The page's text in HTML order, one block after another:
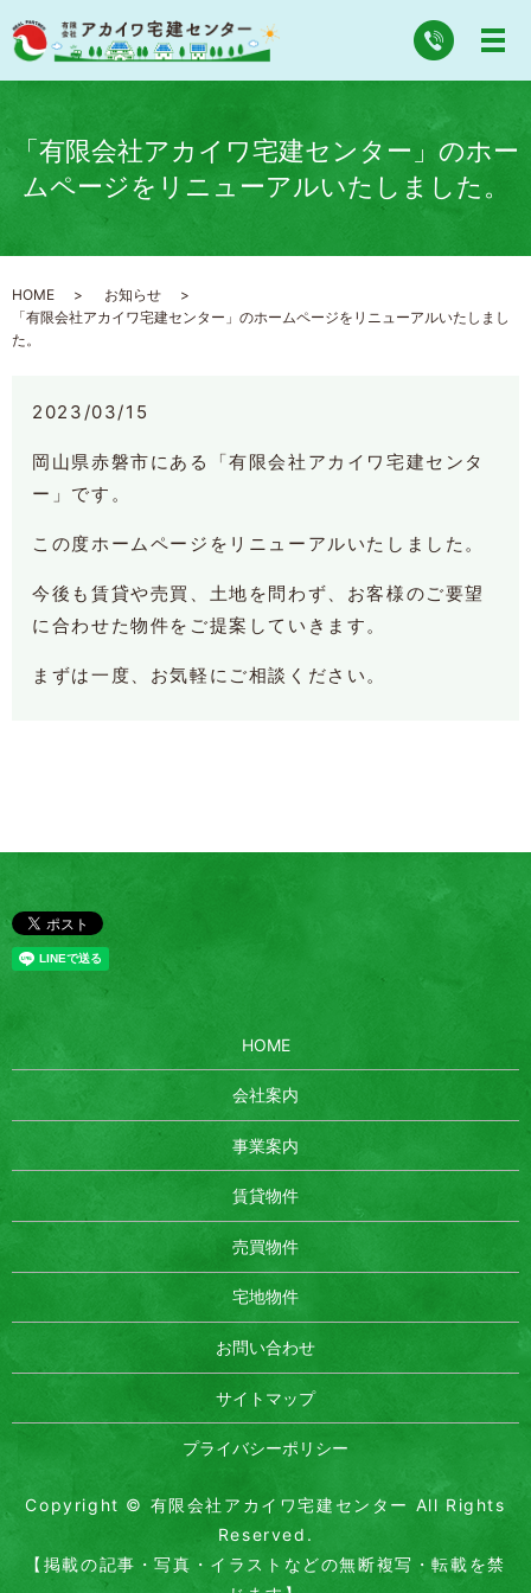
「有限会社アカイワ宅建センター」のホー
ムページをリニューアルいたしました。
HOME
お知らせ
「有限会社アカイワ宅建センター」のホームページをリニューアルいたしまし
た。
2023/03/15
岡山県赤磐市にある「有限会社アカイワ宅建センタ
ー」です。
この度ホームページをリニューアルいたしました。
今後も賃貸や売買、土地を問わず、お客様のご要望
に合わせた物件をご提案していきます。
まずは一度、お気軽にご相談ください。
HOME
会社案内
事業案内
賃貸物件
売買物件
宅地物件
お問い合わせ
サイトマップ
プライバシーポリシー
Copyright © 有限会社アカイワ宅建センター All Rights
Reserved.
【掲載の記事・写真・イラストなどの無断複写・転載を禁